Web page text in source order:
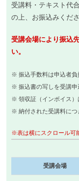
受講料・テキスト代
の上、お振込みくださ
受講会場により振込
い。
※ 振込手数料は申込者負
※ 振込書の写しを受講申
※ 領収証（インボイス）
※ 納付された受講料につ
※表は横にスクロール可
受講会場